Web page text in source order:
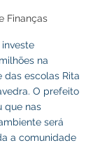
Finanças
na
das escolas Rita
O prefeito
que nas
será
a comunidade